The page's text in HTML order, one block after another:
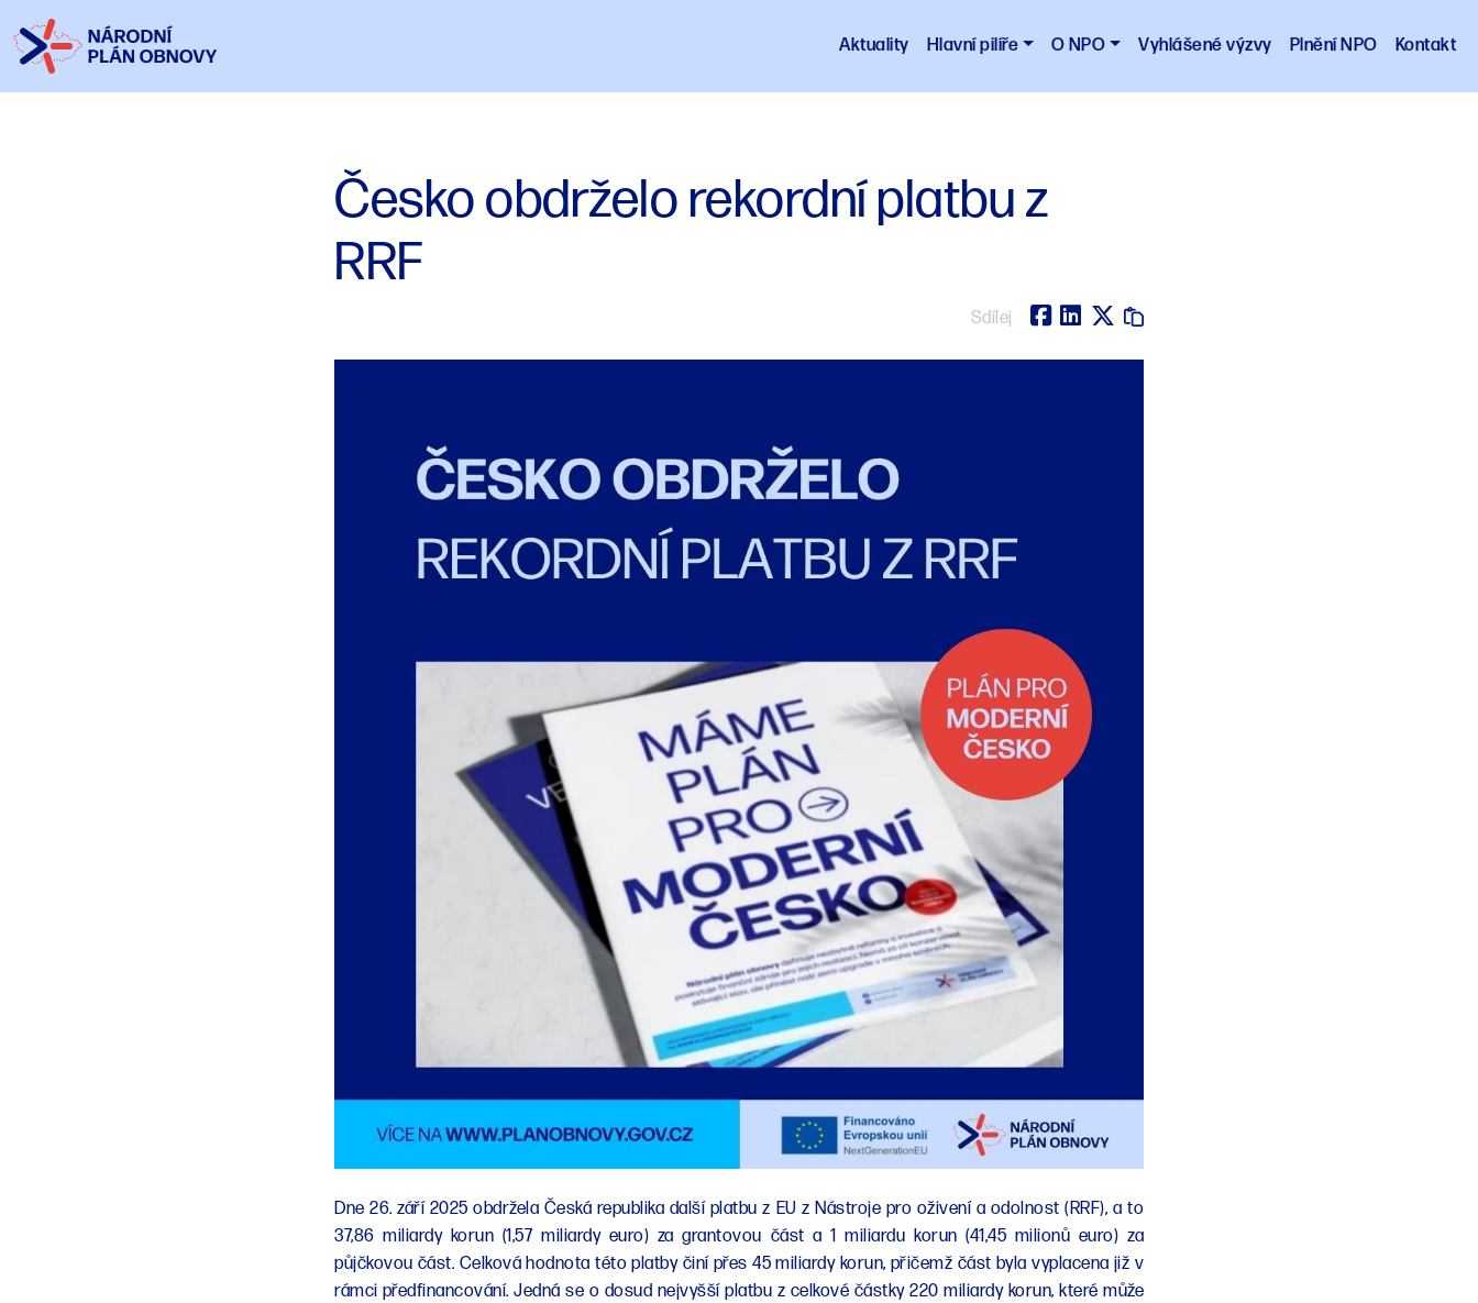
Aktuality Hlavní pilíře O NPO Vyhlášené výzvy Plnění NPO Kontakt
Česko obdrželo rekordní platbu z
RRF
Sdílej
Dne 26. září 2025 obdržela Česká republika další platbu z EU z Nástroje pro oživení a odolnost (RRF), a to
37,86 miliardy korun (1,57 miliardy euro) za grantovou část a 1 miliardu korun (41,45 milionů euro) za
půjčkovou část. Celková hodnota této platby činí přes 45 miliardy korun, přičemž část byla vyplacena již v
rámci předfinancování. Jedná se o dosud nejvyšší platbu z celkové částky 220 miliardy korun, které může